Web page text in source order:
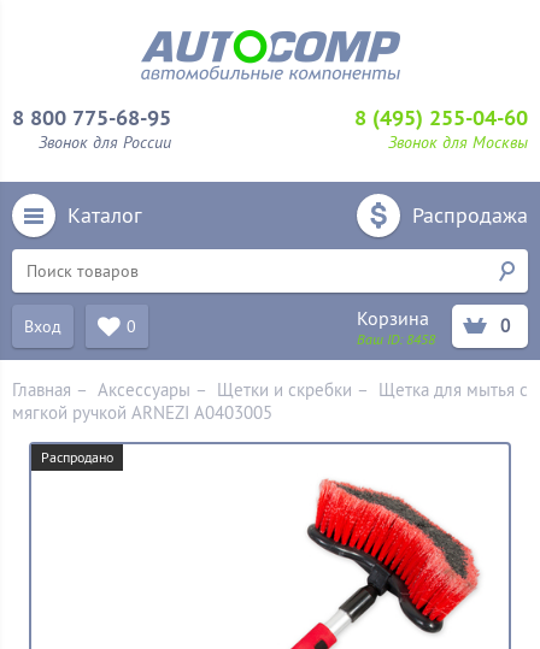
8 800 775-68-95
Звонок для России
8 (495) 255-04-60
Звонок для Москвы
Каталог Распродажа
Вход 0 Корзина
Ваш ID:8458
0
Главная – Аксессуары – Щетки и скребки – Щетка для мытья с
мягкой ручкой ARNEZI A0403005
Распродано